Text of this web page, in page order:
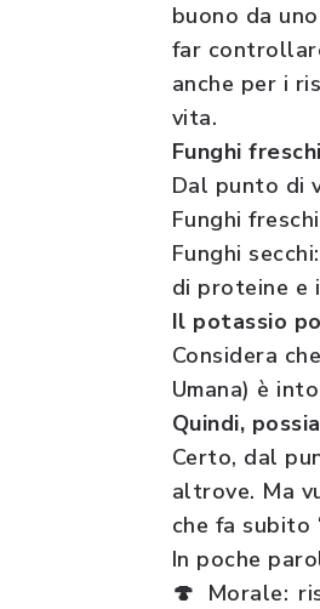
buono da
far
anche per i
vita.
Funghi
Dal punto di
Funghi
Funghi
di proteine e
Il potassio
Considera
Umana) è
Quindi,
Certo, dal
altrove. Ma
che fa subito
In poche
🍄 Morale: